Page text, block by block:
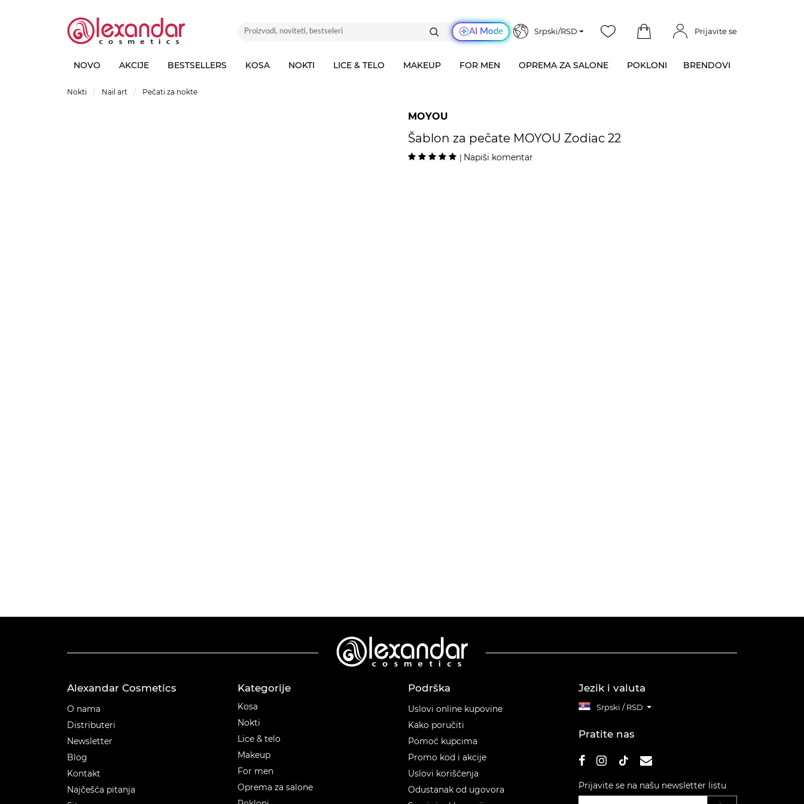
AI Mode Srpski/RSD Prijavite se
NOVO AKCIJE BESTSELLERS KOSA NOKTI LICE & TELO MAKEUP FOR MEN OPREMA ZA SALONE POKLONI BRENDOVI
Nokti Nail art Pečati za nokte
MOYOU
Šablon za pečate MOYOU Zodiac 22
| Napiši komentar
Alexandar Cosmetics
O nama
Distributeri
Newsletter
Blog
Kontakt
Najčešća pitanja
Kategorije
Kosa
Nokti
Lice & telo
Makeup
For men
Oprema za salone
Podrška
Uslovi online kupovine
Kako poručiti
Pomoć kupcima
Promo kod i akcije
Uslovi korišćenja
Odustanak od ugovora
Jezik i valuta
Srpski / RSD
Pratite nas
Prijavite se na našu newsletter listu